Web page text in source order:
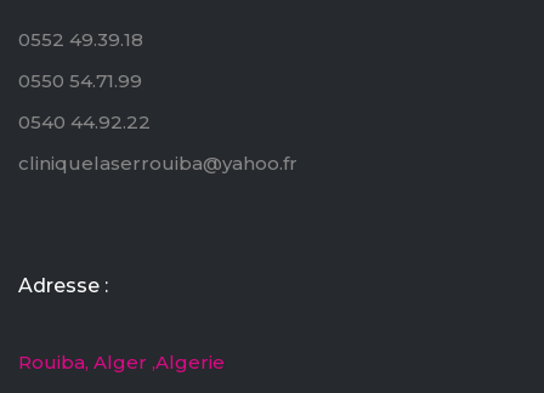
0552 49.39.18
0550 54.71.99
0540 44.92.22
cliniquelaserrouiba@yahoo.fr
Adresse :
Rouiba, Alger ,Algerie